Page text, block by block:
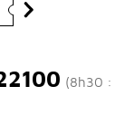
(8h30 :